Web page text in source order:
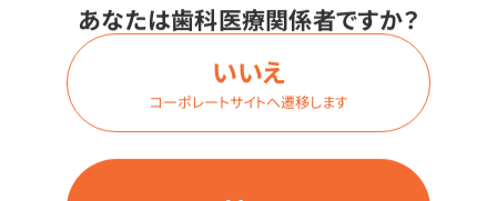
あなたは歯科医療関係者ですか？
いいえ
コーポレートサイトへ遷移します
サイズ：
Lサイズ
価格はログイン後表示